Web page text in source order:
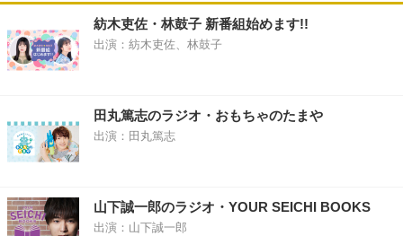
紡木吏佐・林鼓子 新番組始めます!!
出演：紡木吏佐、林鼓子
田丸篤志のラジオ・おもちゃのたまや
出演：田丸篤志
山下誠一郎のラジオ・YOUR SEICHI BOOKS
出演：山下誠一郎